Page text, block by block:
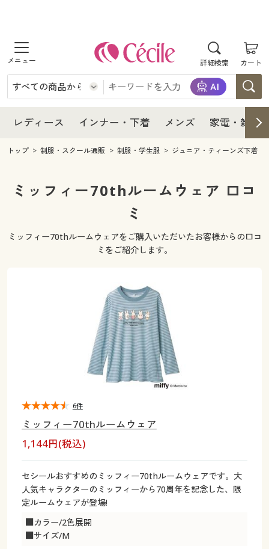
詳細検索 カート
商品を探す
レディース
レディースファッション
女性下着
インナー・下着
インナー・下着通販すべて
女性下着
ジュニア・ティーンズ下着
メンズ
メンズ通販すべて
家電・雑貨
寝具・インテリア・家具通販すべて
カーテン・ラグ・ファブリック
美容・健康・サプリメント
制服・スクールすべて
ジュニア・ティーンズ下着
大きいサイズ通販すべて
大きいサイズ レディース服
大きいサイズ メンズ
大きいサイズ 事務・制服
カタログ
カタログ・チラシからのご注文
デジタルカタログ
カタログ無料プレゼント
レディース インナー・下着 メンズ 家電・雑貨
レディース
レディース通販すべて
レディースファッション
インナー・下着
インナー・下着通販すべて
メンズ
キッチン・雑貨・日用品
寝具・インテリア・家具通販すべて
家具・収納
カーテン・ラグ・ファブリック
美容・健康通販すべて
制服・スクール
ジュニア・ティーンズ下着
大きいサイズ通販すべて
大きいサイズ レディース服
大きいサイズ レディース下着
大きいサイズ メンズ
大きいサイズ 事務・制服
シークレットセール
商品カテゴリ一覧
カタログ
カタログ無料プレゼント
会員メニュー
トップ 制服・スクール通販 制服・学生服 ジュニア・ティーンズ下着
ミッフィー70thルームウェア 口コ
ミ
ミッフィー70thルームウェアをご購入いただいたお客様からの口コ
ミをご紹介します。
ミッフィー70thルームウェア
1,144円(税込)
セシールおすすめのミッフィー70thルームウェアです。大
人気キャラクターのミッフィーから70周年を記念した、限
定ルームウェアが登場!
■カラー/2色展開
■サイズ/M
6件